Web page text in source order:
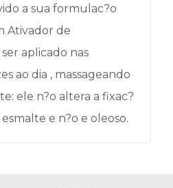
a sua formulac?o
Ativador de
aplicado nas
ao dia , massageando
ele n?o altera a fixac?
e n?o e oleoso.